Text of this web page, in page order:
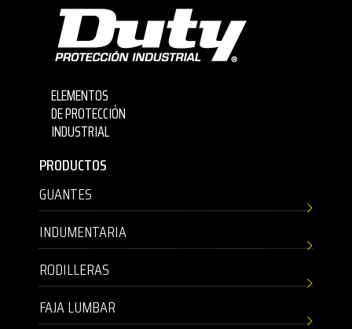
ELEMENTOS
DE PROTECCIÓN
INDUSTRIAL
PRODUCTOS
GUANTES
INDUMENTARIA
RODILLERAS
FAJA LUMBAR